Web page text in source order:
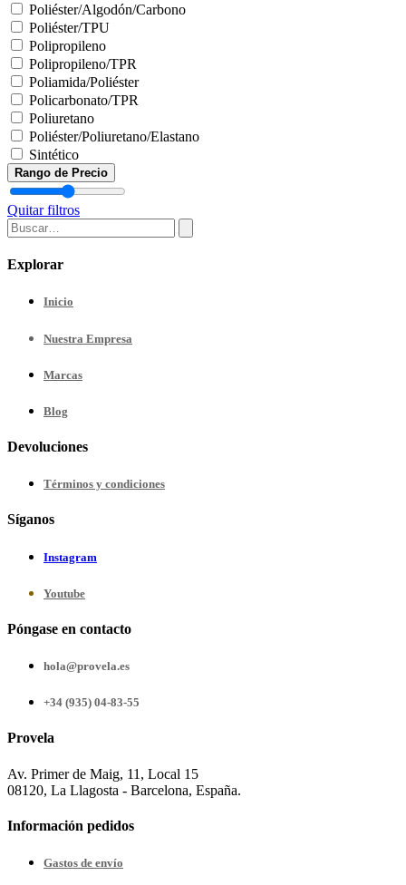
Poliéster/Algodón/Carbono
Poliéster/TPU
Polipropileno
Polipropileno/TPR
Poliamida/Poliéster
Policarbonato/TPR
Poliuretano
Poliéster/Poliuretano/Elastano
Sintético
Rango de Precio
Quitar filtros
Explorar
Inicio
Nuestra Empresa
Marcas
Blog
Devoluciones
Términos y condiciones
Síganos
Instagram
Youtube
Póngase en contacto
hola@provela.es
+34 (935) 04-83-55
Provela
Av. Primer de Maig, 11, Local 15
08120, La Llagosta - Barcelona, España.
Información pedidos
Gastos de envío